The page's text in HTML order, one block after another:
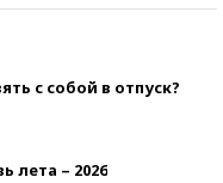
с собой в отпуск?
лета – 2026